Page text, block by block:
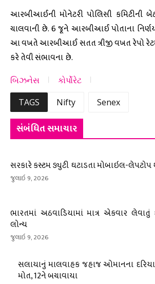
આરબીઆઈની મોનેટરી પોલિસી કમિટીની
ચાલવાની છે. 6 જૂને આરબીઆઈ પોતાના
આ વખતે આરબીઆઈ સતત ત્રીજી વખત રેપો
કરે તેવી સંભાવના છે.
બિઝનેસ
કોર્પોરેટ
TAGS
Nifty Senex
સંબંધિત સમાચાર
સરકારે કસ્ટમ ડ્યુટી ઘટાડતા મોબાઇલ-
જુલાઇ 9, 2026
ભારતમાં અઠવાડિયામાં માત્ર એકવાર
લોન્ચ
જુલાઇ 9, 2026
સલાયાનું માલવાહક જહાજ ઓમાનના
મોત, 12ને બચાવાયા